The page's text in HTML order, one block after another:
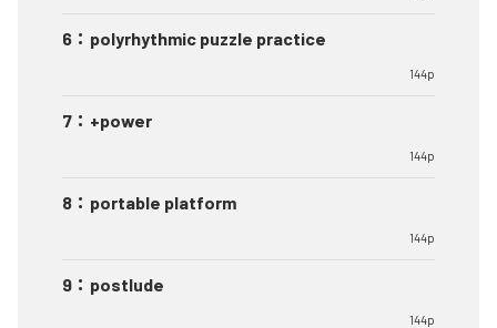
6 ： polyrhythmic puzzle practice
144p
7 ： +power
144p
8 ： portable platform
144p
9 ： postlude
144p